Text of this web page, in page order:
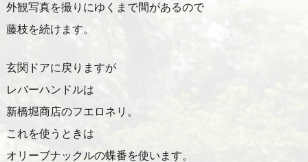
外観写真を撮りにゆくまで間があるので
藤枝を続けます。
玄関ドアに戻りますが
レバーハンドルは
新橋堀商店のフエロネリ。
これを使うときは
オリーブナックルの蝶番を使います。